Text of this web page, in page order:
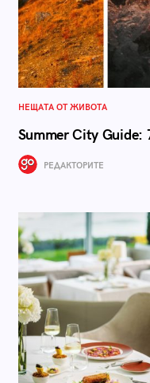
НЕЩАТА ОТ ЖИВОТА
Summer City Guide:
РЕДАКТОРИТЕ